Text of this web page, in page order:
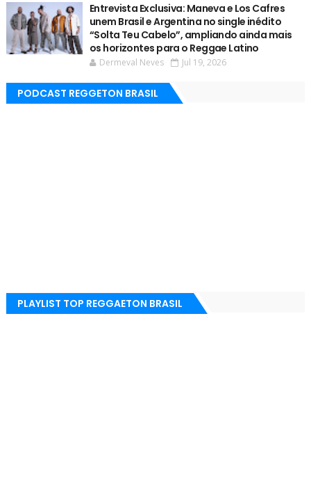
Entrevista Exclusiva: Maneva e Los Cafres
unem Brasil e Argentina no single inédito
“Solta Teu Cabelo”, ampliando ainda mais
os horizontes para o Reggae Latino
Dermeval Neves Jul 19, 2026
PODCAST REGGETON BRASIL
PLAYLIST TOP REGGAETON BRASIL